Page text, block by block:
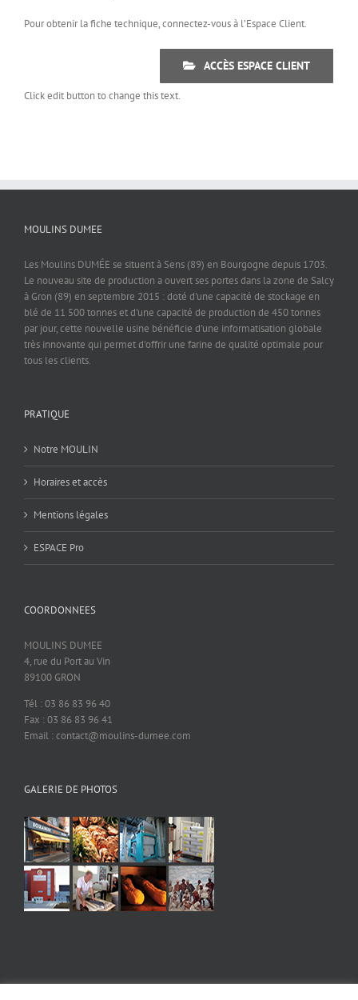
Pour obtenir la fiche technique, connectez-vous à l’Espace Client.
ACCÈS ESPACE CLIENT
Click edit button to change this text.
MOULINS DUMEE
Les Moulins DUMÉE se situent à Sens (89) en Bourgogne depuis 1703.
Le nouveau site de production a ouvert ses portes dans la zone de Salcy
à Gron (89) en septembre 2015 : doté d'une capacité de stockage en
blé de 11 500 tonnes et d'une capacité de production de 450 tonnes
par jour, cette nouvelle usine bénéficie d'une informatisation globale
très innovante qui permet d'offrir une farine de qualité optimale pour
tous les clients.
PRATIQUE
Notre MOULIN
Horaires et accès
Mentions légales
ESPACE Pro
COORDONNEES
MOULINS DUMEE
4, rue du Port au Vin
89100 GRON
Tél : 03 86 83 96 40
Fax : 03 86 83 96 41
Email : contact@moulins-dumee.com
GALERIE DE PHOTOS